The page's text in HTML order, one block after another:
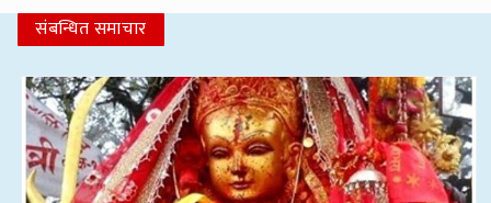
संबन्धित समाचार